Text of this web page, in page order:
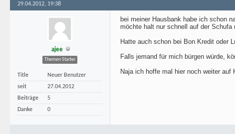
29.04.2012, 19:38
ajee
Themen Starter
Title
Neuer Benutzer
seit
27.04.2012
Beiträge
5
Danke
0
bei meiner Hausbank habe ich schon
möchte halt nur schnell auf der Schufa
Hatte auch schon bei Bon Kredit oder
Falls jemand für mich bürgen würde,
Naja ich hoffe mal hier noch weiter auf